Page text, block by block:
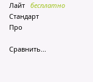
Лайт бесплатно
Стандарт
Про
Сравнить...